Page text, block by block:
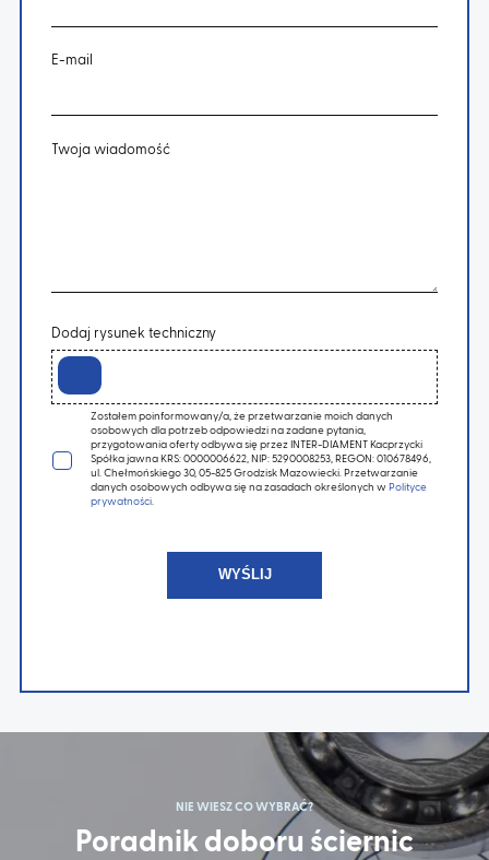
E-mail
Twoja wiadomość
Dodaj rysunek techniczny
Zostałem poinformowany/a, że przetwarzanie moich danych
osobowych dla potrzeb odpowiedzi na zadane pytania,
przygotowania oferty odbywa się przez INTER-DIAMENT Kacprzycki
Spółka jawna KRS: 0000006622, NIP: 5290008253, REGON: 010678496,
ul. Chełmońskiego 30, 05-825 Grodzisk Mazowiecki. Przetwarzanie
danych osobowych odbywa się na zasadach określonych w Polityce
prywatności.
NIE WIESZ CO WYBRAĆ?
Poradnik doboru ściernic